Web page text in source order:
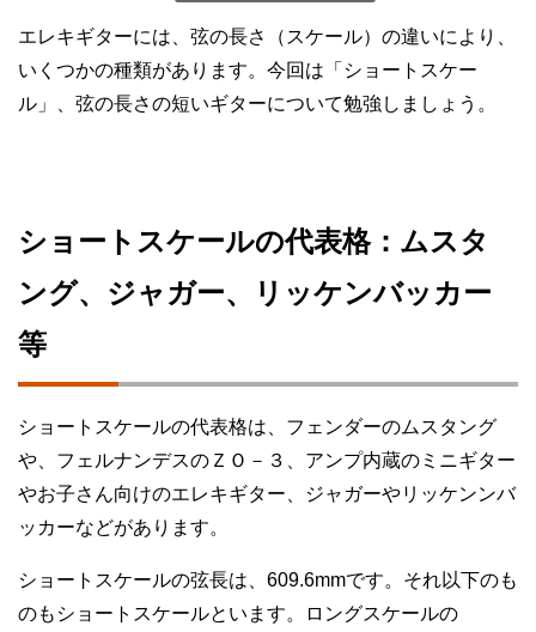
エレキギターには、弦の長さ（スケール）の違いにより、
いくつかの種類があります。今回は「ショートスケー
ル」、弦の長さの短いギターについて勉強しましょう。
ショートスケールの代表格：ムスタ
ング、ジャガー、リッケンバッカー
等
ショートスケールの代表格は、フェンダーのムスタング
や、フェルナンデスのＺＯ－３、アンプ内蔵のミニギター
やお子さん向けのエレキギター、ジャガーやリッケンンバ
ッカーなどがあります。
ショートスケールの弦長は、609.6mmです。それ以下のも
のもショートスケールといます。ロングスケールの